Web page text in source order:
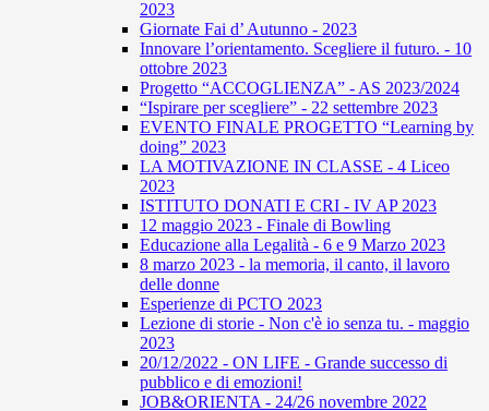
2023
Giornate Fai d’ Autunno - 2023
Innovare l’orientamento. Scegliere il futuro. - 10
ottobre 2023
Progetto “ACCOGLIENZA” - AS 2023/2024
“Ispirare per scegliere” - 22 settembre 2023
EVENTO FINALE PROGETTO “Learning by
doing” 2023
LA MOTIVAZIONE IN CLASSE - 4 Liceo
2023
ISTITUTO DONATI E CRI - IV AP 2023
12 maggio 2023 - Finale di Bowling
Educazione alla Legalità - 6 e 9 Marzo 2023
8 marzo 2023 - la memoria, il canto, il lavoro
delle donne
Esperienze di PCTO 2023
Lezione di storie - Non c'è io senza tu. - maggio
2023
20/12/2022 - ON LIFE - Grande successo di
pubblico e di emozioni!
JOB&ORIENTA - 24/26 novembre 2022